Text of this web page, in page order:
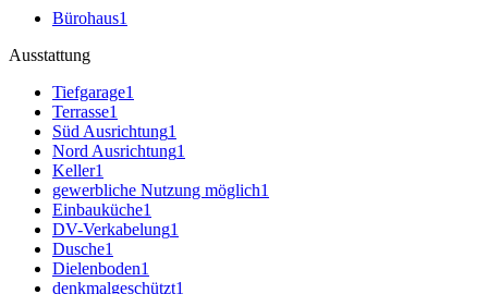
Bürohaus1
Ausstattung
Tiefgarage1
Terrasse1
Süd Ausrichtung1
Nord Ausrichtung1
Keller1
gewerbliche Nutzung möglich1
Einbauküche1
DV-Verkabelung1
Dusche1
Dielenboden1
denkmalgeschützt1